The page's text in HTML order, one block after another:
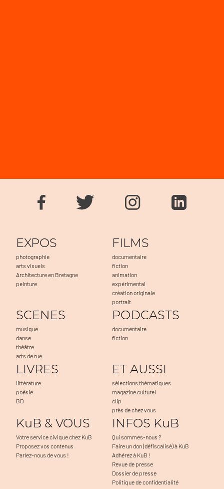
EXPOS
photographie
arts visuels
Architecture en Bretagne
peinture
FILMS
documentaire
fiction
animation
expérimental
création originale
portrait
SCENES
musique
danse
théâtre
arts de rue
PODCASTS
documentaire
fiction
LIVRES
littérature
poésie
BD
ET AUSSI
sélections thématiques
magazine culturel
clip
près de chez vous
KuB & VOUS
Votre service civique chez KuB
Proposez vos contenus
Parlez-nous de vous !
INFOS KuB
Qui sommes-nous ?
Faire un don (défiscalisé) à KuB
Adhérez à KuB !
Revue de presse
Dossier de presse
Politique de confidentialité